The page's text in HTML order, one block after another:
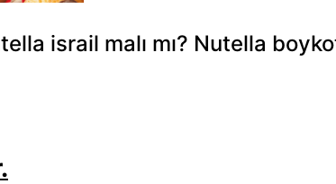
israil malı mı? Nutella